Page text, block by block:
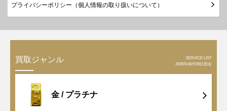
プライバシーポリシー（個人情報の取り扱いについて）
買取ジャンル
SERVICE LIST
2026年08月09日現在
金 / プラチナ